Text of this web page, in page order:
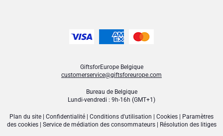
GiftsforEurope Belgique
customerservice@giftsforeurope.com
Bureau de Belgique
Lundi-vendredi : 9h-16h (GMT+1)
Plan du site Confidentialité Conditions d'utilisation Cookies
Paramètres
des cookies| Service de médiation des consommateurs| Résolution des litiges